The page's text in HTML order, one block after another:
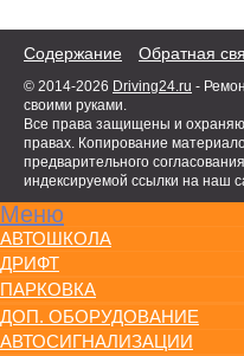
Содержание Обратная
© 2014-2026 Driving24.ru -
своими руками.
Все права защищены и
правах. Копирование
предварительного
индексируемой ссылки на наш
Меню
АВТОШКОЛА
ДРИФТ
ПАРКОВКА
ДОП. ОБОРУДОВАНИЕ
АВТОСИГНАЛИЗАЦИИ